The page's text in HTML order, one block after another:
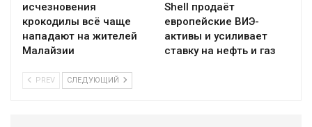
исчезновения
крокодилы всё чаще
нападают на жителей
Малайзии
Shell продаёт
европейские ВИЭ-
активы и усиливает
ставку на нефть и газ
PREV СЛЕДУЮЩИЙ